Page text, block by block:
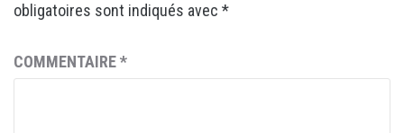
obligatoires sont indiqués avec *
COMMENTAIRE*